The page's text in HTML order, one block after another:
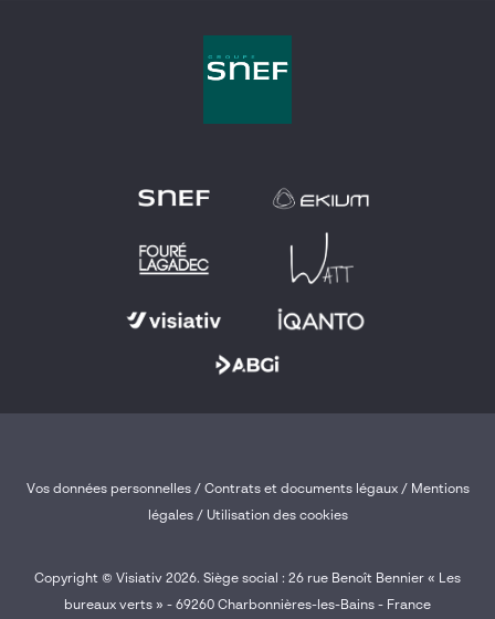
Copyright © Visiativ 2026. Siège social : 26 rue Benoît Bennier « Les
bureaux verts » - 69260 Charbonnières-les-Bains - France
Vos données personnelles/ Contrats et documents légaux/ Mentions
légales / Utilisation des cookies